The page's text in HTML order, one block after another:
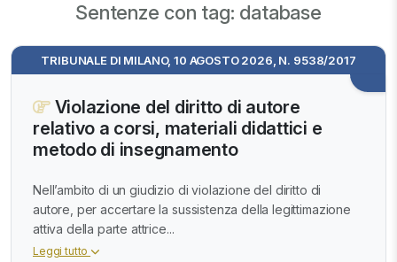
Sentenze con tag: database
TRIBUNALE DI MILANO, 10 AGOSTO 2026, N. 9538/2017
Violazione del diritto di autore
relativo a corsi, materiali didattici e
metodo di insegnamento
Nell’ambito di un giudizio di violazione del diritto di
autore, per accertare la sussistenza della legittimazione
attiva della parte attrice...
Leggi tutto